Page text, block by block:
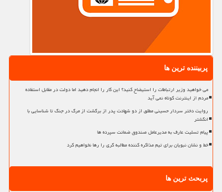
پربیننده ترین ها
می خواهید وزیر ارتباطات را استیضاح کنید؟ این کار را انجام دهید اما دولت در مقابل استفاده
مردم از اینترنت کوتاه نمی آید
روایت دختر سردار حسینی مطلق از دو شهادت پدر از برگشت از مرگ در جنگ تا شناسایی با
انگشتر
پیام تسلیت عارف به مدیرعامل صندوق ضمانت سپرده ها
خط و نشان نبویان برای تیم مذاکره کننده مطالبه گری را رها نخواهیم کرد
پربحث ترین ها